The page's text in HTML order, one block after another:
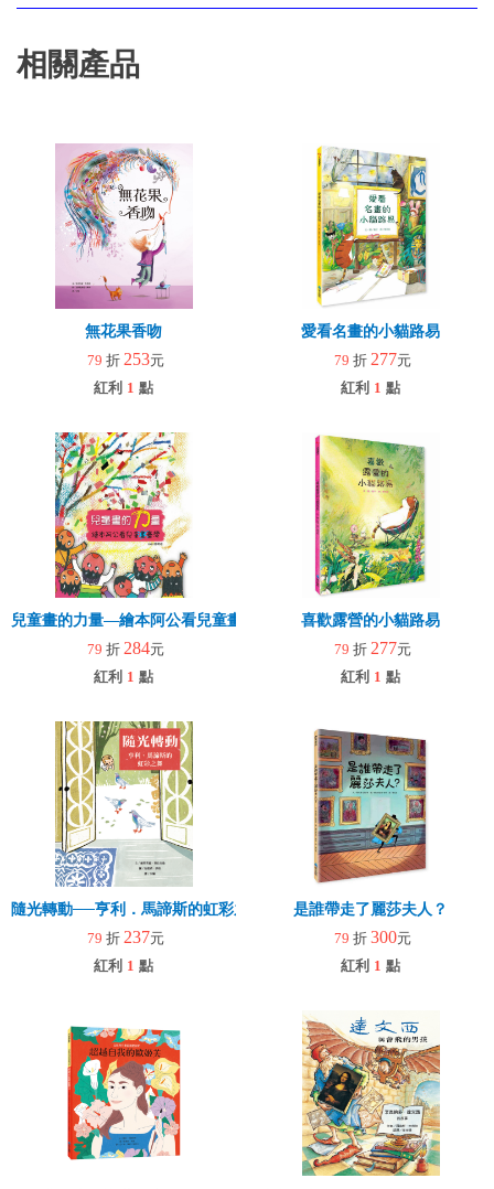
相關產品
無花果香吻
79 折 253元
紅利 1 點
愛看名畫的小貓路易
79 折 277元
紅利 1 點
兒童畫的力量―繪本阿公看兒童畫臺灣
79 折 284元
紅利 1 點
喜歡露營的小貓路易
79 折 277元
紅利 1 點
隨光轉動──亨利．馬諦斯的虹彩之舞
79 折 237元
紅利 1 點
是誰帶走了麗莎夫人？
79 折 300元
紅利 1 點